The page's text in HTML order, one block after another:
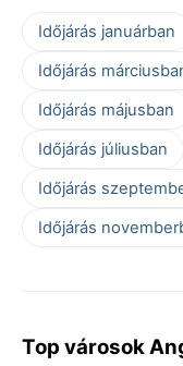
Időjárás januárban
Időjárás
Időjárás májusban
Időjárás júliusban
Időjárás
Időjárás
Top városok